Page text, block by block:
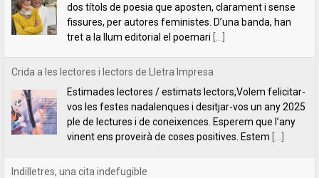
ple de lectures i de coneixences. Esperem que l’any
vinent ens proveirà de coses positives. Estem [...]
Indilletres, una cita indefugible
Aquest cap de setmana hem estat a la Bisbal
d’Empordà, a la fira del llibre Indilletres. És la cinquena
vegada que hi participem. De Gandia –el bressol dels
clàssics de[...]
Lletra Impresa Edicions participa en la 28 edició de la Fira del Llibre
del Pirineu